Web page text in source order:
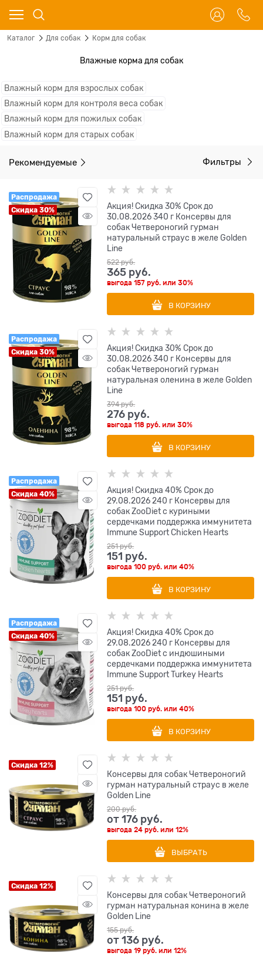
Каталог Для собак Корм для собак
Влажные корма для собак
Влажный корм для взрослых собак
Влажный корм для контроля веса собак
Влажный корм для пожилых собак
Влажный корм для старых собак
Рекомендуемые Фильтры
Распродажа
Скидка 30%
Акция! Скидка 30% Срок до
30.08.2026 340 г Консервы для
собак Четвероногий гурман
натуральный страус в желе Golden
Line
522 руб.
365 руб.
выгода157 руб. или30%
В КОРЗИНУ
Распродажа
Скидка 30%
Акция! Скидка 30% Срок до
30.08.2026 340 г Консервы для
собак Четвероногий гурман
натуральная оленина в желе Golden
Line
394 руб.
276 руб.
выгода118 руб. или30%
В КОРЗИНУ
Распродажа
Скидка 40%
Акция! Скидка 40% Срок до
29.08.2026 240 г Консервы для
собак ZooDiet с куриными
сердечками поддержка иммунитета
Immune Support Chicken Hearts
251 руб.
151 руб.
выгода100 руб. или40%
В КОРЗИНУ
Распродажа
Скидка 40%
Акция! Скидка 40% Срок до
29.08.2026 240 г Консервы для
собак ZooDiet с индюшиными
сердечками поддержка иммунитета
Immune Support Turkey Hearts
251 руб.
151 руб.
выгода100 руб. или40%
В КОРЗИНУ
Скидка 12%
Консервы для собак Четвероногий
гурман натуральный страус в желе
Golden Line
200 руб.
от176 руб.
выгода24 руб. или12%
ВЫБРАТЬ
Скидка 12%
Консервы для собак Четвероногий
гурман натуральная конина в желе
Golden Line
155 руб.
от136 руб.
выгода19 руб. или12%